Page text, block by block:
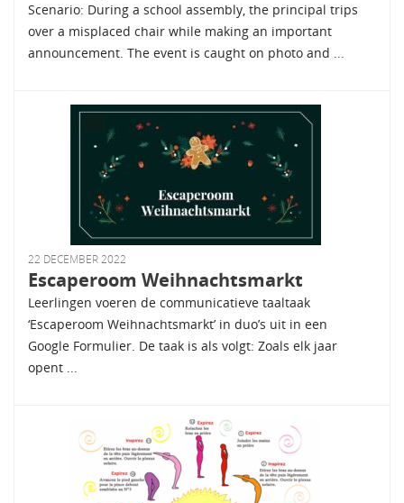
Scenario: During a school assembly, the principal trips
over a misplaced chair while making an important
announcement. The event is caught on photo and ...
22 DECEMBER 2022
Escaperoom Weihnachtsmarkt
Leerlingen voeren de communicatieve taaltaak
‘Escaperoom Weihnachtsmarkt’ in duo’s uit in een
Google Formulier. De taak is als volgt: Zoals elk jaar
opent ...